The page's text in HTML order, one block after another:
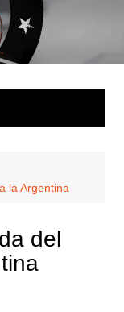
la Argentina
del